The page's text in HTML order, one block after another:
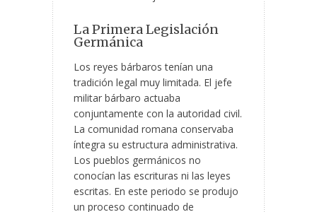
La Primera Legislación
Germánica
Los reyes bárbaros tenían una
tradición legal muy limitada. El jefe
militar bárbaro actuaba
conjuntamente con la autoridad civil.
La comunidad romana conservaba
íntegra su estructura administrativa.
Los pueblos germánicos no
conocían las escrituras ni las leyes
escritas. En este periodo se produjo
un proceso continuado de